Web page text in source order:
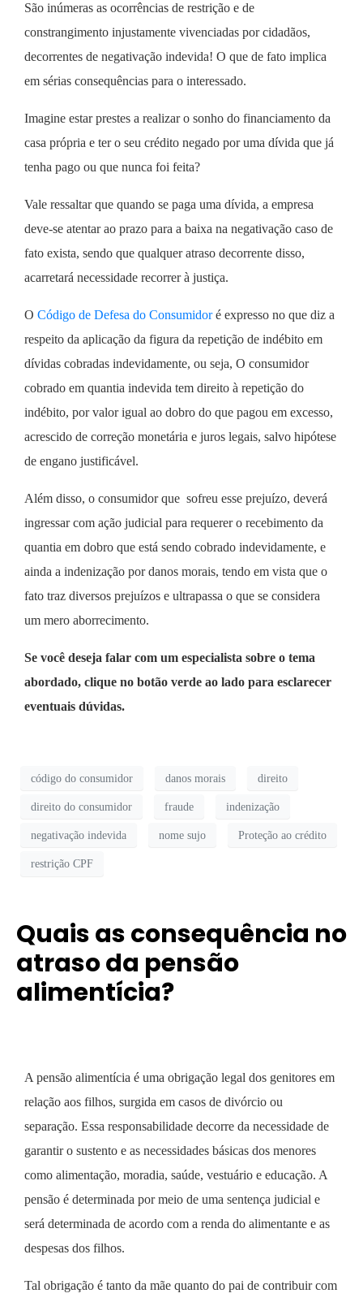
São inúmeras as ocorrências de restrição e de
constrangimento injustamente vivenciadas por cidadãos,
decorrentes de negativação indevida! O que de fato implica
em sérias consequências para o interessado.
Imagine estar prestes a realizar o sonho do financiamento da
casa própria e ter o seu crédito negado por uma dívida que já
tenha pago ou que nunca foi feita?
Vale ressaltar que quando se paga uma dívida, a empresa
deve-se atentar ao prazo para a baixa na negativação caso de
fato exista, sendo que qualquer atraso decorrente disso,
acarretará necessidade recorrer à justiça.
O Código de Defesa do Consumidoré expresso no que diz a
respeito da aplicação da figura da repetição de indébito em
dívidas cobradas indevidamente, ou seja, O consumidor
cobrado em quantia indevida tem direito à repetição do
indébito, por valor igual ao dobro do que pagou em excesso,
acrescido de correção monetária e juros legais, salvo hipótese
de engano justificável.
Além disso, o consumidor que sofreu esse prejuízo, deverá
ingressar com ação judicial para requerer o recebimento da
quantia em dobro que está sendo cobrado indevidamente, e
ainda a indenização por danos morais, tendo em vista que o
fato traz diversos prejuízos e ultrapassa o que se considera
um mero aborrecimento.
Se você deseja falar com um especialista sobre o tema
abordado, clique no botão verde ao lado para esclarecer
eventuais dúvidas.
código do consumidor danos morais direito
direito do consumidor fraude indenização
negativação indevida nome sujo Proteção ao crédito
restrição CPF
Quais as consequência no
atraso da pensão
alimentícia?
A pensão alimentícia é uma obrigação legal dos genitores em
relação aos filhos, surgida em casos de divórcio ou
separação. Essa responsabilidade decorre da necessidade de
garantir o sustento e as necessidades básicas dos menores
como alimentação, moradia, saúde, vestuário e educação. A
pensão é determinada por meio de uma sentença judicial e
será determinada de acordo com a renda do alimentante e as
despesas dos filhos.
Tal obrigação é tanto da mãe quanto do pai de contribuir com